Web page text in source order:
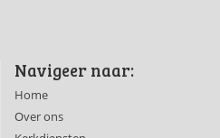
Navigeer naar:
Home
Over ons